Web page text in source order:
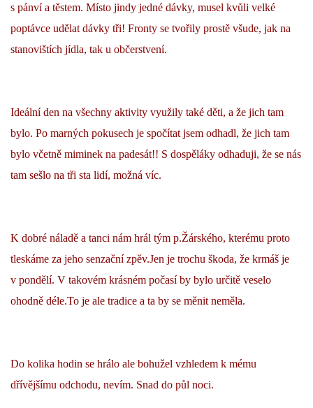
© 2026 eStránky.cz
s pánví a těstem. Místo jindy jedné dávky, musel kvůli velké
poptávce udělat dávky tři! Fronty se tvořily prostě všude, jak na
stanovištích jídla, tak u občerstvení.
Ideální den na všechny aktivity využily také děti, a že jich tam
bylo. Po marných pokusech je spočítat jsem odhadl, že jich tam
bylo včetně miminek na padesát!! S dospěláky odhaduji, že se nás
tam sešlo na tři sta lidí, možná víc.
K dobré náladě a tanci nám hrál tým p.Žárského, kterému proto
tleskáme za jeho senzační zpěv.Jen je trochu škoda, že krmáš je
v pondělí. V takovém krásném počasí by bylo určitě veselo
ohodně déle.To je ale tradice a ta by se měnit neměla.
Do kolika hodin se hrálo ale bohužel vzhledem k mému
dřívějšímu odchodu, nevím. Snad do půl noci.